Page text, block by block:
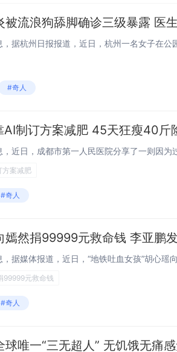
被流浪狗舔脚确诊三级暴露 医
#奇人
制订方案减肥 45天狂瘦40斤
方案减肥
#奇人
嫣然捐99999元救命钱 李亚鹏
99999元救命钱
#奇人
球唯一“三无超人” 无饥饿无痛